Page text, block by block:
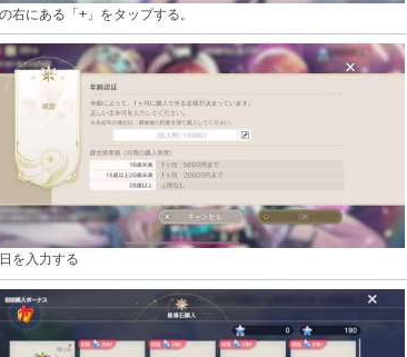
右にある「+」をタップする。
を入力する